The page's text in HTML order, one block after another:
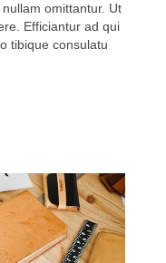
omittantur. Ut
Efficiantur ad qui
tibique consulatu